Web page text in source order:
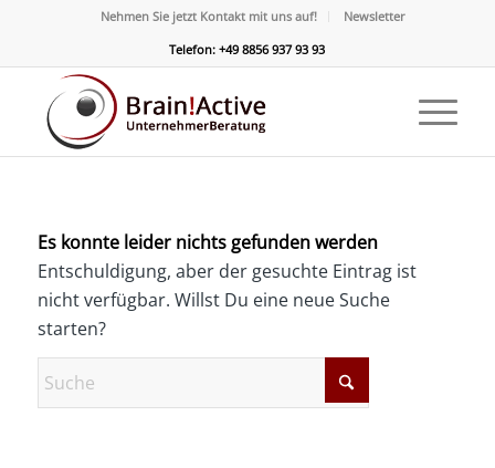
Nehmen Sie jetzt Kontakt mit uns auf!
Newsletter
Telefon: +49 8856 937 93 93
Es konnte leider nichts gefunden werden
Entschuldigung, aber der gesuchte Eintrag ist
nicht verfügbar. Willst Du eine neue Suche
starten?